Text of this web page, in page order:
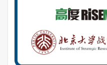
自由度量权。